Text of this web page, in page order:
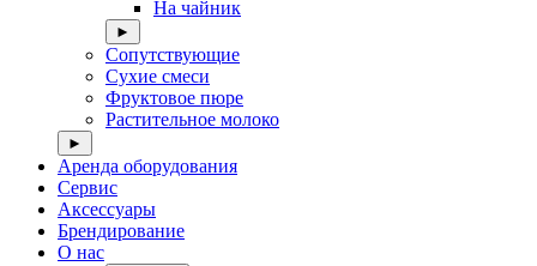
На чайник
►
Сопутствующие
Сухие смеси
Фруктовое пюре
Растительное молоко
►
Аренда оборудования
Сервис
Аксессуары
Брендирование
О нас